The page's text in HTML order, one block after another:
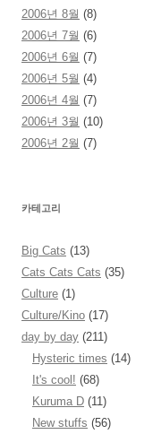
2006년 8월 (8)
2006년 7월 (6)
2006년 6월 (7)
2006년 5월 (4)
2006년 4월 (7)
2006년 3월 (10)
2006년 2월 (7)
카테고리
Big Cats (13)
Cats Cats Cats (35)
Culture (1)
Culture/Kino (17)
day by day (211)
Hysteric times (14)
It's cool! (68)
Kuruma D (11)
New stuffs (56)